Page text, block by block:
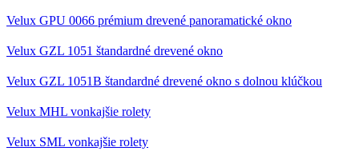
Velux GPU 0066 prémium drevené panoramatické okno
Velux GZL 1051 štandardné drevené okno
Velux GZL 1051B štandardné drevené okno s dolnou klúčkou
Velux MHL vonkajšie rolety
Velux SML vonkajšie rolety